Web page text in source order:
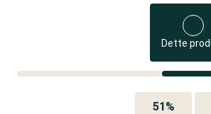
Dette
51%